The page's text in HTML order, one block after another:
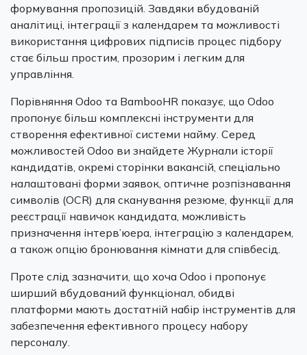
формування пропозицій. Завдяки вбудованій
аналітиці, інтеграції з календарем та можливості
використання цифрових підписів процес підбору
стає більш простим, прозорим і легким для
управління.
Порівняння Odoo та BambooHR показує, що Odoo
пропонує більш комплексні інструменти для
створення ефективної системи найму. Серед
можливостей Odoo ви знайдете Журнали історії
кандидатів, окремі сторінки вакансій, спеціально
налаштовані форми заявок, оптичне розпізнавання
символів (OCR) для сканування резюме, функції для
реєстрації навичок кандидата, можливість
призначення інтерв’юера, інтеграцію з календарем,
а також опцію бронювання кімнати для співбесід.
Проте слід зазначити, що хоча Odoo і пропонує
ширший вбудований функціонал, обидві
платформи мають достатній набір інструментів для
забезпечення ефективного процесу набору
персоналу.